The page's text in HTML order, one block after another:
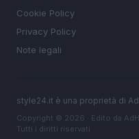
Cookie Policy
Privacy Policy
Note legali
style24.it è una proprietà di
Copyright © 2026 · Edito da
Tutti i diritti riservati